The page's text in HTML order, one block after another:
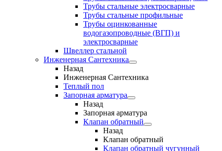
Трубы стальные электросварные
Трубы стальные профильные
Трубы оцинкованные
водогазопроводные (ВГП) и
электросварные
Швеллер стальной
Инженерная Сантехника
Назад
Инженерная Сантехника
Теплый пол
Запорная арматура
Назад
Запорная арматура
Клапан обратный
Назад
Клапан обратный
Клапан обратный чугунный